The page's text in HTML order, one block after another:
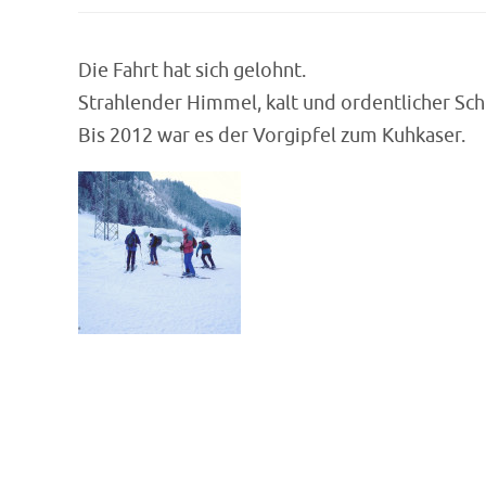
Die Fahrt hat sich gelohnt.
Strahlender Himmel, kalt und ordentlicher
Bis 2012 war es der Vorgipfel zum Kuhkaser.